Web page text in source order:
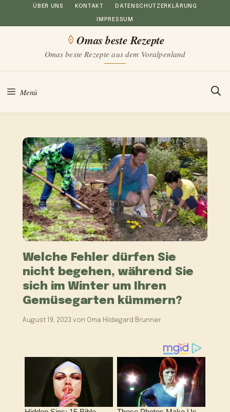
Inhalt
ÜBER UNS KONTAKT DATENSCHUTZERKLÄRUNG
IMPRESSUM
Omas beste Rezepte
Omas beste Rezepte aus dem Voralpenland
Menü
Welche Fehler dürfen Sie
nicht begehen, während Sie
sich im Winter um Ihren
Gemüsegarten kümmern?
August 19, 2023 von Oma Hildegard Brunner